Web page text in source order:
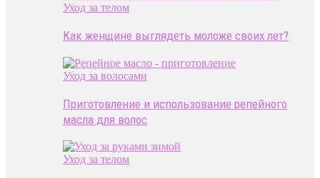
Уход за телом
Как женщине выглядеть моложе своих лет?
Уход за волосами
Приготовление и использование репейного
масла для волос
Уход за телом